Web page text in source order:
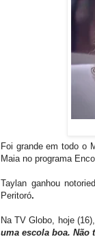
Foi grande em todo o
Maia no programa
Taylan ganhou
Peritoró.
Na TV Globo, hoje
uma escola boa. Não